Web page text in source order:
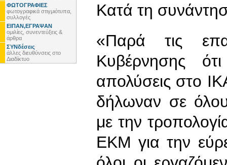
ΦΩΤΟΓΡΑΦΙΕΣ
φωτογραφικά στιγμιότυπα,
συλλογές
ΕΙΠΑΝ,ΕΓΡΑΨΑΝ
ομιλίες, συνεντεύξεις &
άρθρα
ΣΥΝδέσεις
άλλες διευθύνσεις στο
Διαδίκτυο
Κατά τη
«Παρά τις
Κυβέρνησης
απολύσεις στο
δήλωναν σε
με την
ΕΚΜ για την